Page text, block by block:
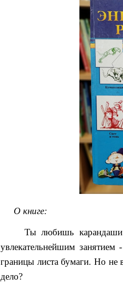
О книге:
Ты любишь
увлекательнейшим занятием
границы листа бумаги. Но не
дело?